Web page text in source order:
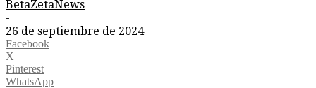
BetaZetaNews
-
26 de septiembre de 2024
Facebook
X
Pinterest
WhatsApp